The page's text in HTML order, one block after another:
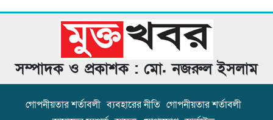
সম্পাদক ও প্রকাশক : মো. নজরুল ইসলাম
গোপনীয়তার শর্তাবলী ব্যবহারের নীতি গোপনীয়তার শর্তাবলী